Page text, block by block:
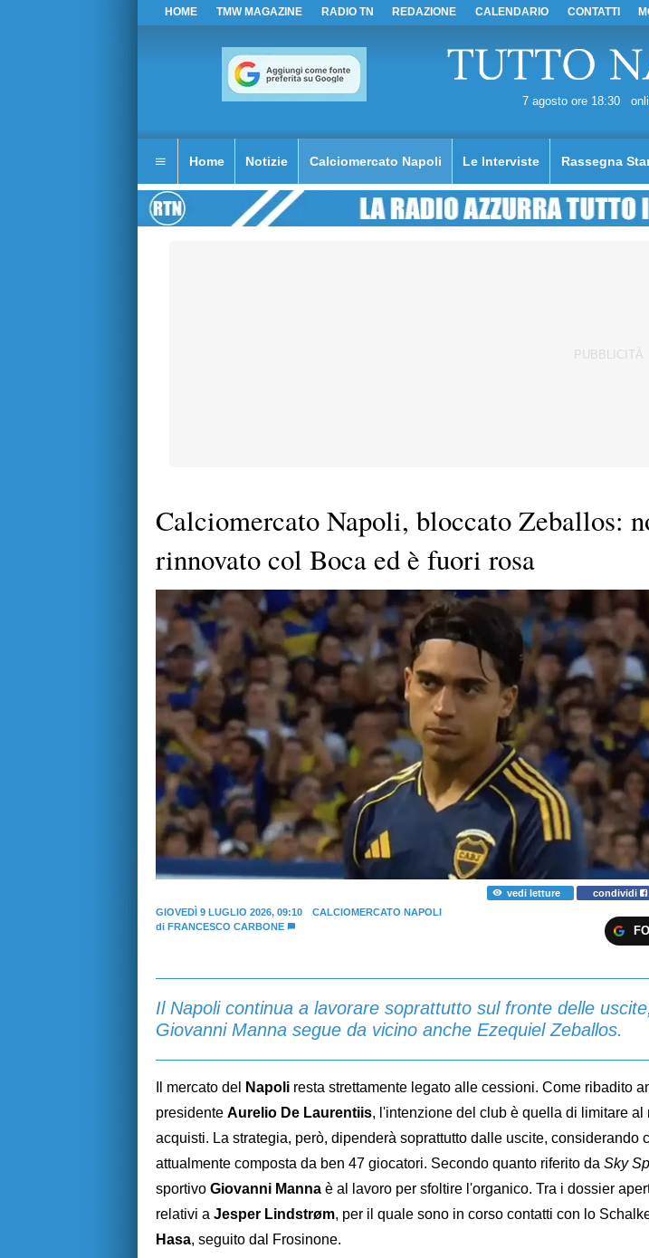
HOME TMW MAGAZINE RADIO TN REDAZIONE CALENDARIO CONTATTI
7 agosto ore 18:30
Home Notizie Calciomercato Napoli Le Interviste Rassegna
Calciomercato Napoli, bloccato Zeballos:
rinnovato col Boca ed è fuori rosa
vedi letture condividi
GIOVEDÌ 9 LUGLIO 2026, 09:10
CALCIOMERCATO NAPOLI
di FRANCESCO CARBONE
Il Napoli continua a lavorare soprattutto sul fronte delle
Giovanni Manna segue da vicino anche Ezequiel Zeballos.
Il mercato del Napoli resta strettamente legato alle cessioni. Come ribadito
presidente Aurelio De Laurentiis, l'intenzione del club è quella di limitare al
acquisti. La strategia, però, dipenderà soprattutto dalle uscite, considerando
attualmente composta da ben 47 giocatori. Secondo quanto riferito da Sky
sportivo Giovanni Manna è al lavoro per sfoltire l'organico. Tra i dossier
relativi a Jesper Lindstrøm, per il quale sono in corso contatti con lo
Hasa, seguito dal Frosinone.